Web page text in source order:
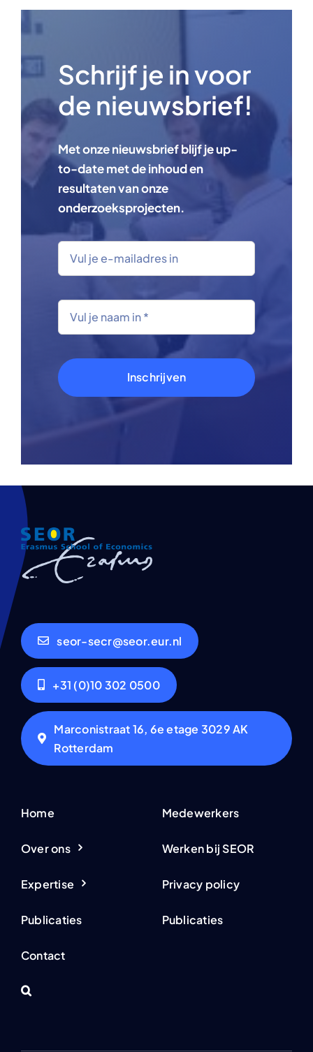
Schrijf je in voor
de nieuwsbrief!
Met onze nieuwsbrief blijf je up-
to-date met de inhoud en
resultaten van onze
onderzoeksprojecten.
Inschrijven
seor-secr@seor.eur.nl
+31 (0)10 302 0500
Marconistraat 16, 6e etage 3029 AK
Rotterdam
Home
Over ons
Expertise
Publicaties
Contact
Medewerkers
Werken bij SEOR
Privacy policy
Publicaties